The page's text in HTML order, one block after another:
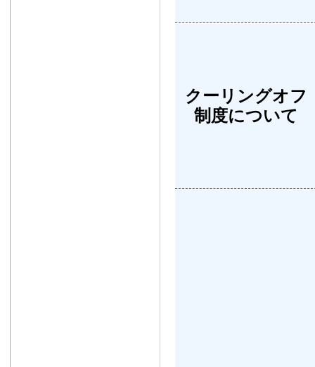
クーリングオフ
制度について